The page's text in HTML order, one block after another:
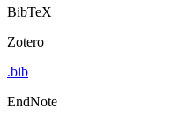
BibTeX
Zotero
.bib
EndNote